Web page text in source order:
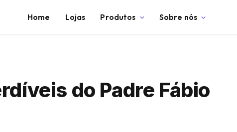
Home Lojas Produtos Sobre nós
do Padre Fábio